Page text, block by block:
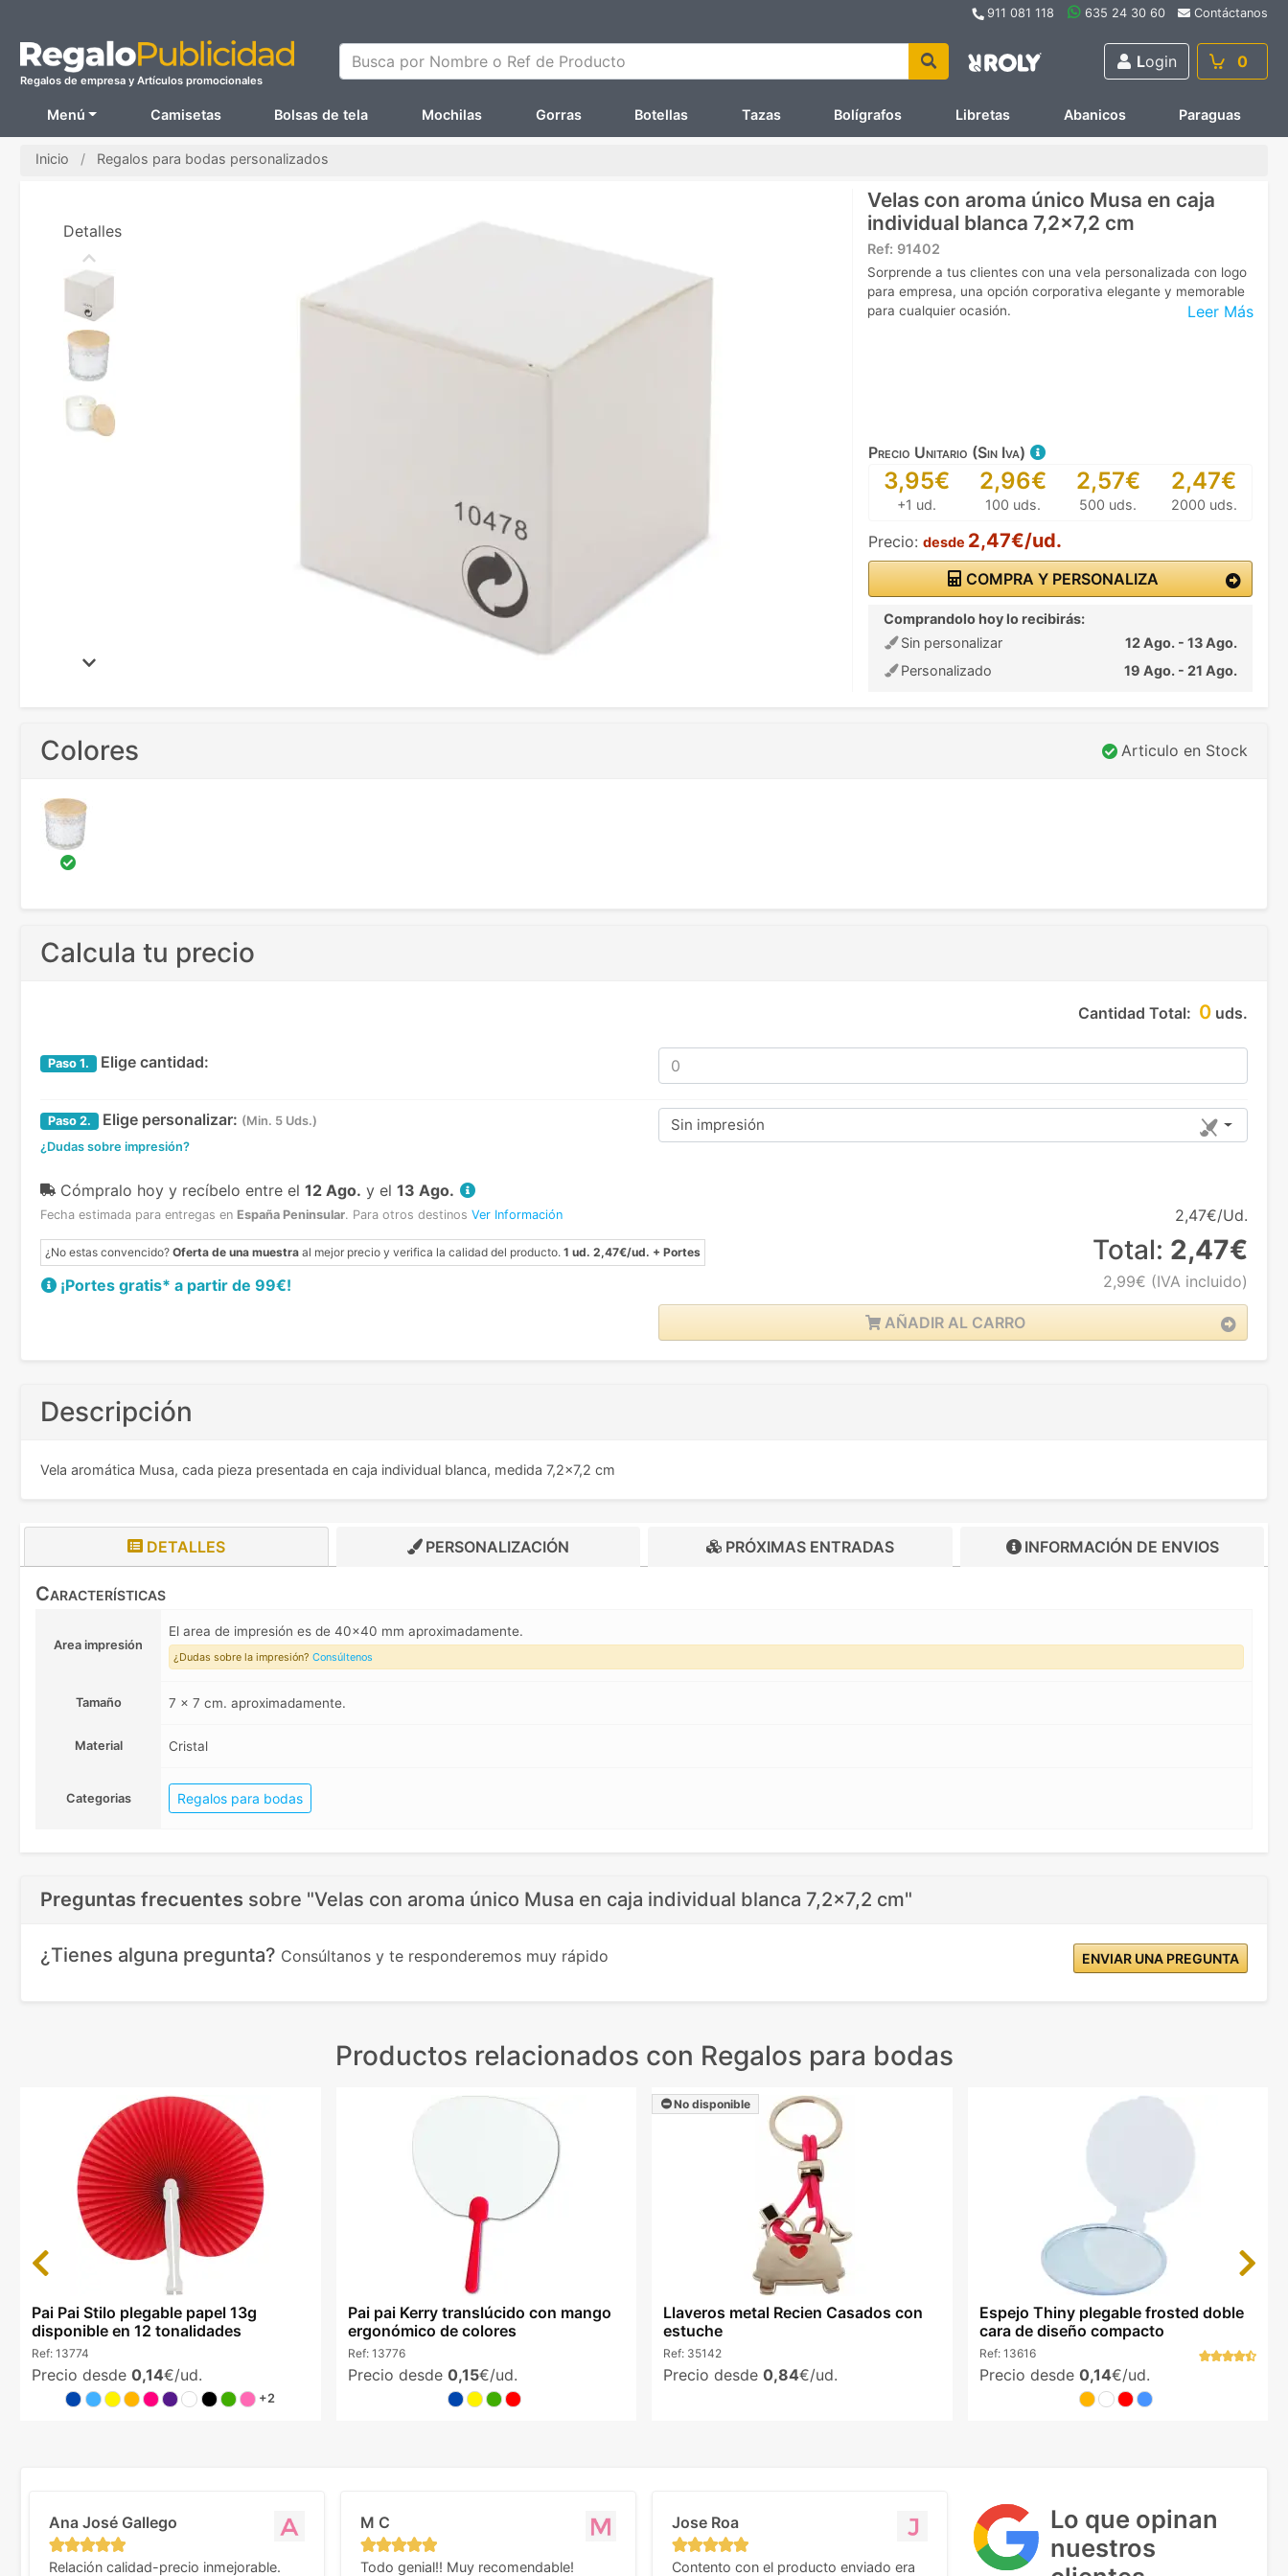
911 081 118 635 24 30 60 Contáctanos
Regalos de empresa y Artículos promocionales
Busca por Nombre o Ref de Producto Login 0
Menú Camisetas Bolsas de tela Mochilas Gorras Botellas Tazas Bolígrafos Libretas Abanicos Paraguas
Inicio Regalos para bodas personalizados
Velas con aroma único Musa en caja
individual blanca 7,2x7,2 cm
Ref: 91402
Leer Más
Sorprende a tus clientes con una vela personalizada con logo
para empresa, una opción corporativa elegante y memorable
para cualquier ocasión.
Precio Unitario (Sin Iva)
3,95€
+1 ud.
2,96€
100 uds.
2,57€
500 uds.
2,47€
2000 uds.
Precio: desde 2,47€/ud.
COMPRA Y PERSONALIZA
Comprandolo hoy lo recibirás:
Sin personalizar
12 Ago. - 13 Ago.
Personalizado
19 Ago. - 21 Ago.
Detalles
Colores Articulo en Stock
Calcula tu precio
Cantidad Total: 0 uds.
Paso 1. Elige cantidad:
Paso 2. Elige personalizar: (Min. 5 Uds.)
¿Dudas sobre impresión?
Sin impresión
Cómpralo hoy y recíbelo entre el 12 Ago. y el 13 Ago.
Fecha estimada para entregas en España Peninsular. Para otros destinos Ver Información
¿No estas convencido? Oferta de una muestra al mejor precio y verifica la calidad del producto. 1 ud. 2,47€/ud. + Portes
¡Portes gratis* a partir de 99€!
2,47€/Ud.
Total: 2,47€
2,99€ (IVA incluido)
AÑADIR AL CARRO
Descripción
Vela aromática Musa, cada pieza presentada en caja individual blanca, medida 7,2x7,2 cm
DETALLES PERSONALIZACIÓN PRÓXIMAS ENTRADAS INFORMACIÓN DE ENVIOS
Características
Area impresión
El area de impresión es de 40x40 mm aproximadamente.
¿Dudas sobre la impresión? Consúltenos
Tamaño 7 x 7 cm. aproximadamente.
Material Cristal
Categorias Regalos para bodas
Preguntas frecuentes sobre "Velas con aroma único Musa en caja individual blanca 7,2x7,2 cm"
¿Tienes alguna pregunta? Consúltanos y te responderemos muy rápido ENVIAR UNA PREGUNTA
Productos relacionados con Regalos para bodas
Pai Pai Stilo plegable papel 13g
disponible en 12 tonalidades
Ref: 13774
Precio desde 0,14€/ud.
+2
Pai pai Kerry translúcido con mango
ergonómico de colores
Ref: 13776
Precio desde 0,15€/ud.
No disponible
Llaveros metal Recien Casados con
estuche
Ref: 35142
Precio desde 0,84€/ud.
Espejo Thiny plegable frosted doble
cara de diseño compacto
Ref: 13616
Precio desde 0,14€/ud.
Previous Next
Lo que opinan
nuestros
Ana José Gallego
Relación calidad-precio inmejorable.
M C
Todo genial!! Muy recomendable!
Jose Roa
Contento con el producto enviado era